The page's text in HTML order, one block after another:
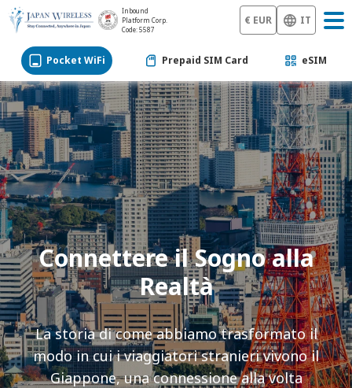
Inbound
Platform Corp.
Code: 5587
€ EUR IT
Pocket WiFi Prepaid SIM Card eSIM
Connettere il Sogno alla
Realtà
La storia di come abbiamo trasformato il
modo in cui i viaggiatori stranieri vivono il
Giappone, una connessione alla volta